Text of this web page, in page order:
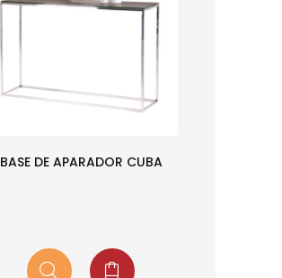
BASE DE APARADOR CUBA